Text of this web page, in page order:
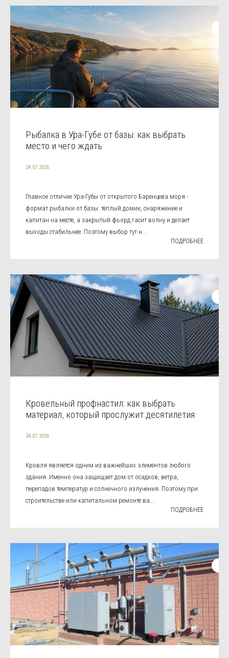
Рыбалка в Ура-Губе от базы: как выбрать
место и чего ждать
24.07.2026
Главное отличие Ура-Губы от открытого Баренцева моря -
формат рыбалки от базы: тёплый домик, снаряжение и
капитан на месте, а закрытый фьорд гасит волну и делает
выходы стабильнее. Поэтому выбор тут н...
ПОДРОБНЕЕ
Кровельный профнастил: как выбрать
материал, который прослужит десятилетия
24.07.2026
Кровля является одним из важнейших элементов любого
здания. Именно она защищает дом от осадков, ветра,
перепадов температур и солнечного излучения. Поэтому при
строительстве или капитальном ремонте ва...
ПОДРОБНЕЕ